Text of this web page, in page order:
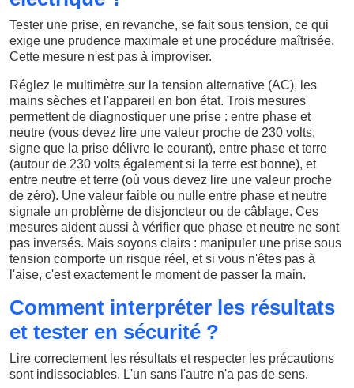
Tester une prise, en revanche, se fait sous tension, ce qui
exige une prudence maximale et une procédure maîtrisée.
Cette mesure n'est pas à improviser.
Réglez le multimètre sur la tension alternative (AC), les
mains sèches et l'appareil en bon état. Trois mesures
permettent de diagnostiquer une prise : entre phase et
neutre (vous devez lire une valeur proche de 230 volts,
signe que la prise délivre le courant), entre phase et terre
(autour de 230 volts également si la terre est bonne), et
entre neutre et terre (où vous devez lire une valeur proche
de zéro). Une valeur faible ou nulle entre phase et neutre
signale un problème de disjoncteur ou de câblage. Ces
mesures aident aussi à vérifier que phase et neutre ne sont
pas inversés. Mais soyons clairs : manipuler une prise sous
tension comporte un risque réel, et si vous n'êtes pas à
l'aise, c'est exactement le moment de passer la main.
Comment interpréter les résultats
et tester en sécurité ?
Lire correctement les résultats et respecter les précautions
sont indissociables. L'un sans l'autre n'a pas de sens.